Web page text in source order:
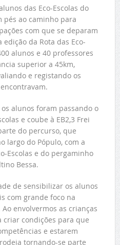
das Eco-Escolas do
pés ao caminho para
com que se deparam
da Rota das Eco-
alunos e 40 professores
superior a 45km,
e registando os
alunos foram passando o
e coube à EB2,3 Frei
do percurso, que
largo do Pópulo, com a
Escolas e do pergaminho
Bessa.
de sensibilizar os alunos
com grande foco na
envolvermos as crianças
criar condições para que
e estarem
tornando-se parte